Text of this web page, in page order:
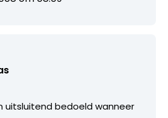
uitsluitend bedoeld wanneer